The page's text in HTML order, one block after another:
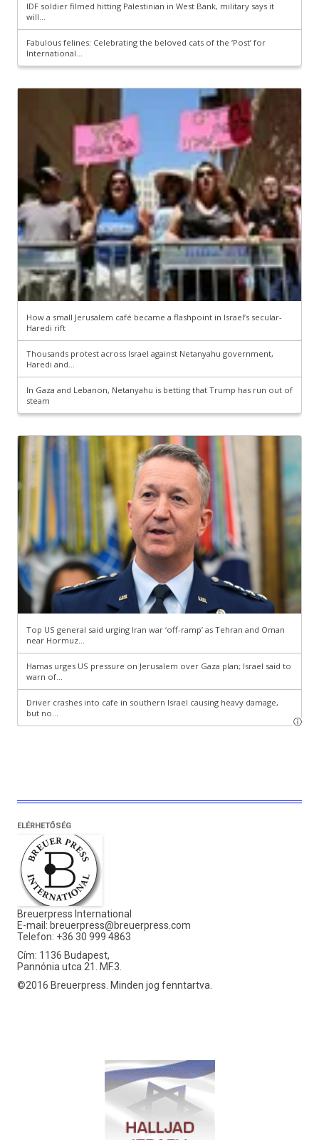
ELÉRHETŐSÉG
Breuerpress International
E-mail: breuerpress@breuerpress.com
Telefon: +36 30 999 4863
Cím: 1136 Budapest,
Pannónia utca 21. MF.3.
©2016 Breuerpress. Minden jog fenntartva.